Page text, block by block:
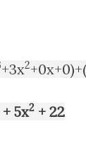
+3x2
+ 5x2 + 22